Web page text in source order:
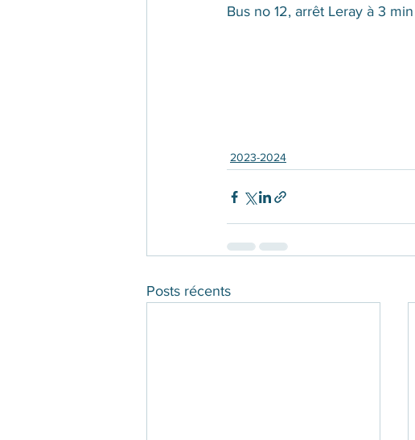
Bus no 12, arrêt Leray à 3
2023-2024
Posts récents